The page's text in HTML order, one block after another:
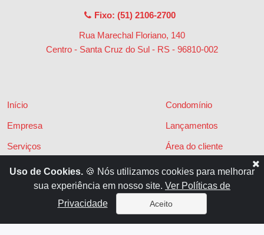
Fixo: (51) 2106-2700
Rua Marechal Floriano, 140
Centro - Santa Cruz do Sul - RS - 96810-002
Início
Empresa
Serviços
Financiamentos
Locações
Condomínio
Lançamentos
Área do cliente
Políticas de privacidade
Contato
Uso de Cookies. 🍪 Nós utilizamos cookies para melhorar
sua experiência em nosso site. Ver Políticas de
Privacidade
Aceito